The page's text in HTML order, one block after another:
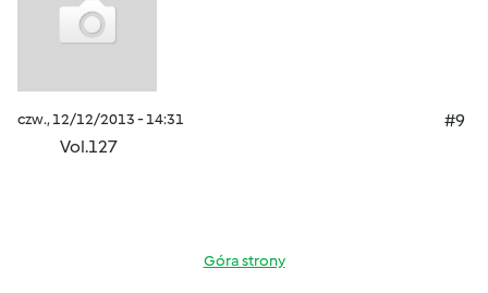
czw., 12/12/2013 - 14:31
#9
Vol.127
Góra strony